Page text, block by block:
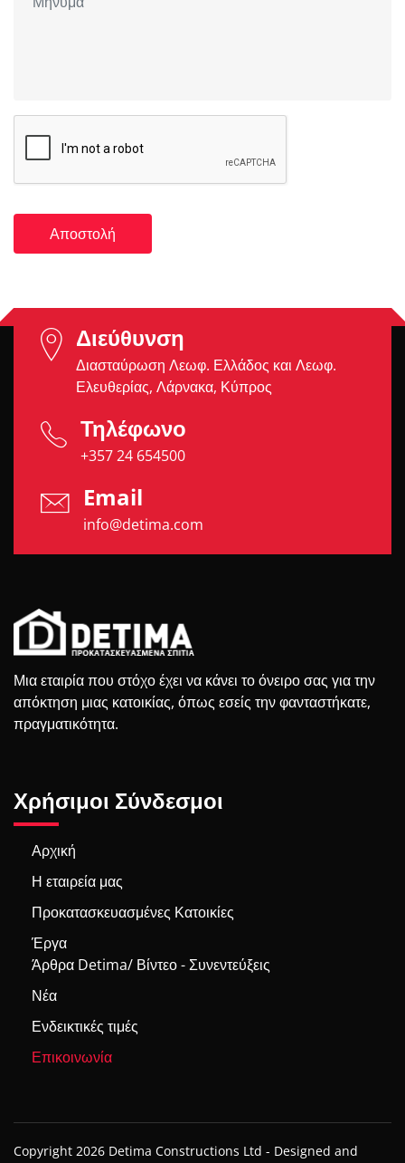
Αποστολή
Διεύθυνση
Διασταύρωση Λεωφ. Ελλάδος και Λεωφ.
Ελευθερίας, Λάρνακα, Κύπρος
Τηλέφωνο
+357 24 654500
Email
info@detima.com
Μια εταιρία που στόχο έχει να κάνει το όνειρο σας για την
απόκτηση μιας κατοικίας, όπως εσείς την φανταστήκατε,
πραγματικότητα.
Χρήσιμοι Σύνδεσμοι
Αρχική
Η εταιρεία μας
Προκατασκευασμένες Κατοικίες
Έργα
Άρθρα Detima/ Βίντεο - Συνεντεύξεις
Νέα
Ενδεικτικές τιμές
Επικοινωνία
Copyright 2026 Detima Constructions Ltd - Designed and